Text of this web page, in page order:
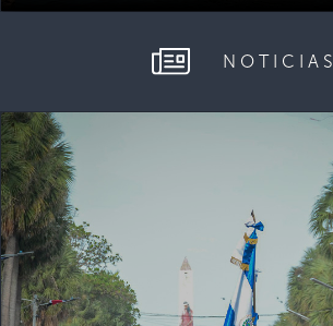
NOTICIAS